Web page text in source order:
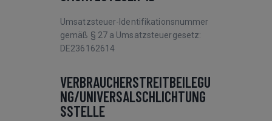
Umsatzsteuer-Identifikationsnummer
gemäß § 27 a Umsatzsteuergesetz:
DE236162614
VERBRAUCHERSTREITBEILEGU
NG/UNIVERSALSCHLICHTUNG
SSTELLE